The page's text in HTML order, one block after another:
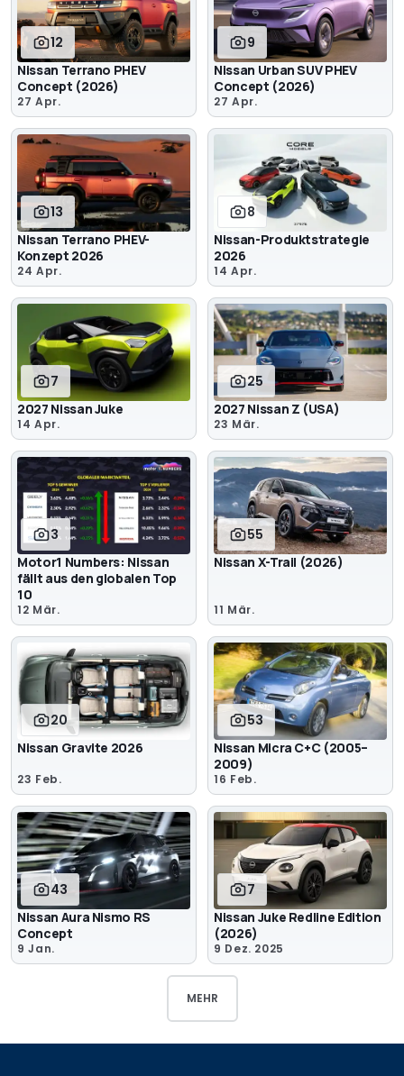
12
Nissan Terrano PHEV
Concept (2026)
27 Apr.
9
Nissan Urban SUV PHEV
Concept (2026)
27 Apr.
13
Nissan Terrano PHEV-
Konzept 2026
24 Apr.
8
Nissan-Produktstrategie
2026
14 Apr.
7
2027 Nissan Juke
14 Apr.
25
2027 Nissan Z (USA)
23 Mär.
3
Motor1 Numbers: Nissan
fällt aus den globalen Top
10
12 Mär.
55
Nissan X-Trail (2026)
11 Mär.
20
Nissan Gravite 2026
23 Feb.
53
Nissan Micra C+C (2005–
2009)
16 Feb.
43
Nissan Aura Nismo RS
Concept
9 Jan.
7
Nissan Juke Redline Edition
(2026)
9 Dez. 2025
MEHR